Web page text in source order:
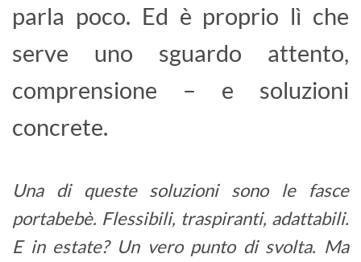
parla poco. Ed è proprio lì che
serve uno sguardo attento,
comprensione – e soluzioni
concrete.
Una di queste soluzioni sono le fasce
portabebè. Flessibili, traspiranti, adattabili.
E in estate? Un vero punto di svolta. Ma